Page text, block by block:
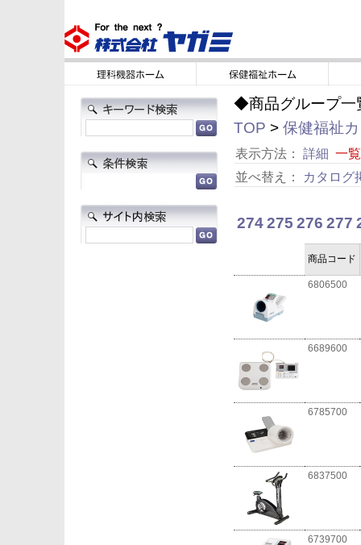
◆商品グループ一
TOP > 保健福祉
表示方法： 詳細 一覧
並べ替え：
カタログ
274275 276 277
商品コード
6806500
6689600
6785700
6837500
6739700